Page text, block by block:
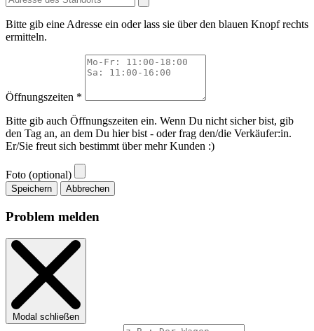
Bitte gib eine Adresse ein oder lass sie über den blauen Knopf rechts
ermitteln.
Öffnungszeiten *
Bitte gib auch Öffnungszeiten ein. Wenn Du nicht sicher bist, gib
den Tag an, an dem Du hier bist - oder frag den/die Verkäufer:in.
Er/Sie freut sich bestimmt über mehr Kunden :)
Foto (optional)
Speichern Abbrechen
Problem melden
Modal schließen